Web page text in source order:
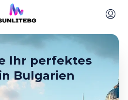
Ihr perfektes
Bulgarien